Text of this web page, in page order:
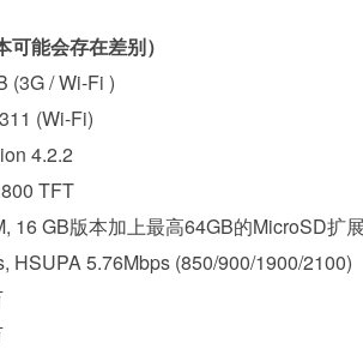
能会存在差别）
(3G / Wi-Fi )
(Wi-Fi)
4.2.2
TFT
16 GB版本加上最高64GB的MicroSD扩
HSUPA 5.76Mbps (850/900/1900/2100)